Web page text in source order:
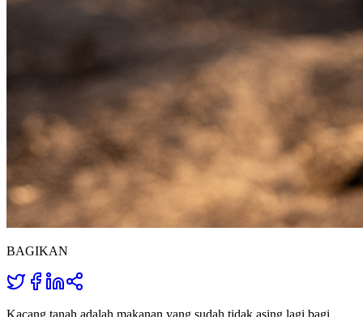
BAGIKAN
Kacang tanah adalah makanan yang sudah tidak asing lagi bagi